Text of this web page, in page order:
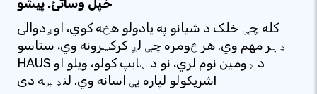
خپل وساتئ. پیشو
کله چې خلک د شیانو په یادولو هڅه کوي، اوږدوالی
ډېر مهم وي. هر څومره چې لږ کرکټرونه وي، ستاسو
HAUS د ډومین نوم لري، نو د ټایپ کولو، ویلو او
شریکولو لپاره یې اسانه وي. لنډ ښه دی!